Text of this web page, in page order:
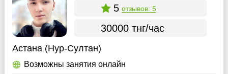
5 отзывов: 5
30000 тнг/час
Астана (Нур-Султан)
Возможны занятия онлайн